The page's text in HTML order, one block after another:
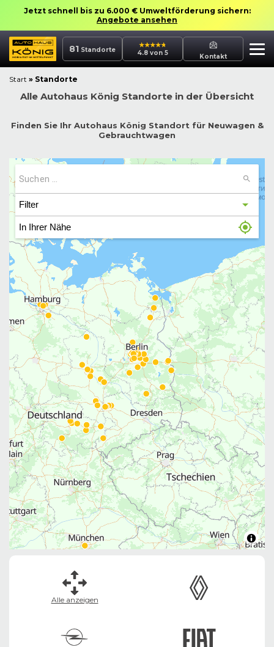
Jetzt schnell bis zu 6.000 € Umweltförderung sichern:
Angebote ansehen
81 Standorte 4.8 von 5 Kontakt
Start » Standorte
Alle Autohaus König Standorte in der Übersicht
Finden Sie Ihr Autohaus König Standort für Neuwagen &
Gebrauchtwagen
Filter
In Ihrer Nähe
Alle anzeigen